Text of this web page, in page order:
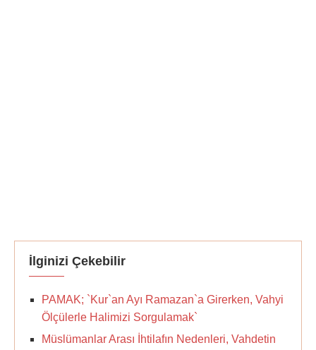
İlginizi Çekebilir
PAMAK; `Kur`an Ayı Ramazan`a Girerken, Vahyi
Ölçülerle Halimizi Sorgulamak`
Müslümanlar Arası İhtilafın Nedenleri, Vahdetin